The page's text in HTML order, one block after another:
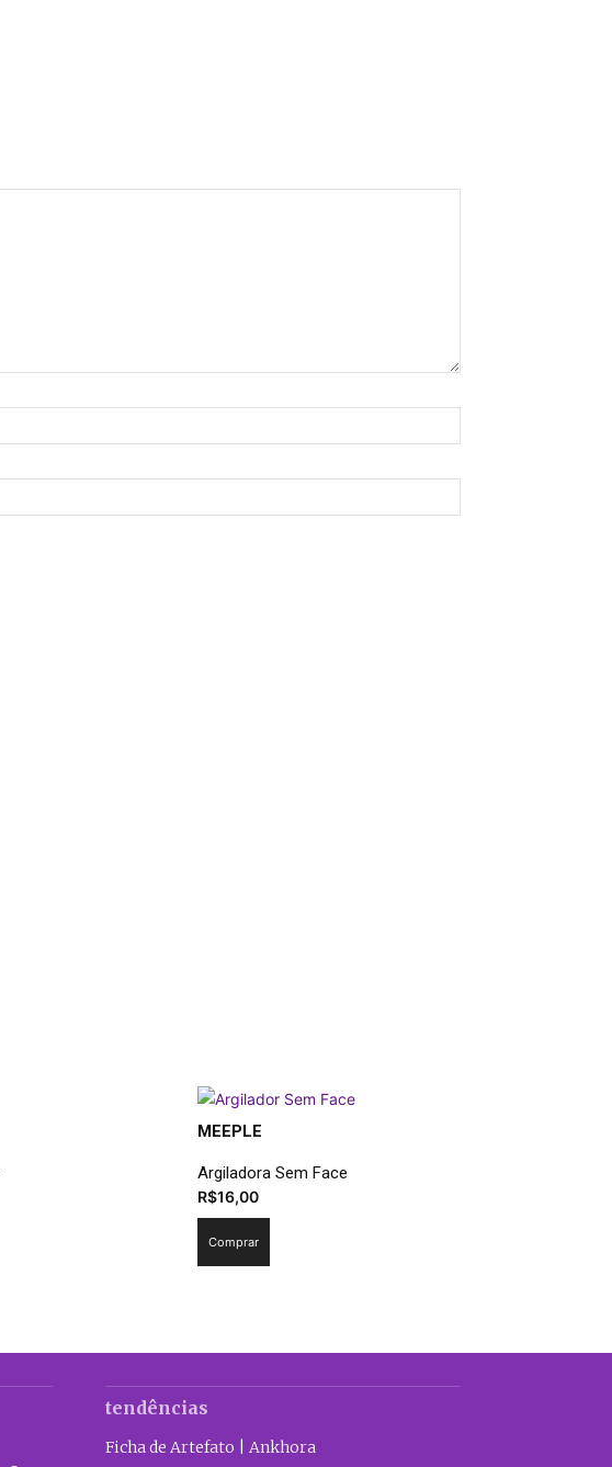
MEEPLE
Argiladora Sem Face
R$16,00
Comprar
tendências
Ficha de Artefato | Ankhora